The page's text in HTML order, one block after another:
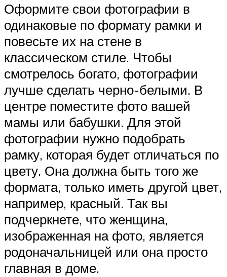
Оформите свои фотографии в
одинаковые по формату рамки и
повесьте их на стене в
классическом стиле. Чтобы
смотрелось богато, фотографии
лучше сделать черно-белыми. В
центре поместите фото вашей
мамы или бабушки. Для этой
фотографии нужно подобрать
рамку, которая будет отличаться по
цвету. Она должна быть того же
формата, только иметь другой цвет,
например, красный. Так вы
подчеркнете, что женщина,
изображенная на фото, является
родоначальницей или она просто
главная в доме.